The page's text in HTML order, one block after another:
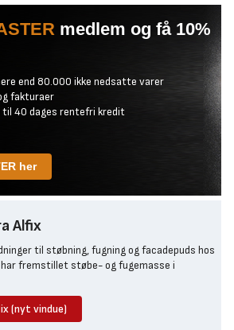
medlem og få 10%
end 80.000 ikke nedsatte varer
fakturaer
til 40 dages rentefri kredit
her
Alfix
til støbning, fugning og facadepuds hos
har fremstillet støbe- og fugemasse i
(nyt vindue)